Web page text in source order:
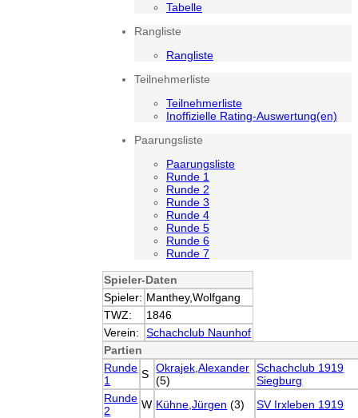
Tabelle
Rangliste
Rangliste
Teilnehmerliste
Teilnehmerliste
Inoffizielle Rating-Auswertung(en)
Paarungsliste
Paarungsliste
Runde 1
Runde 2
Runde 3
Runde 4
Runde 5
Runde 6
Runde 7
Spieler-Daten
Spieler: Manthey,Wolfgang
TWZ:
1846
Verein:
Schachclub Naunhof
Partien
Runde
1
S Okrajek,Alexander
(5)
Schachclub 1919
Siegburg
Runde
2
W Kühne,Jürgen (3)
SV Irxleben 1919